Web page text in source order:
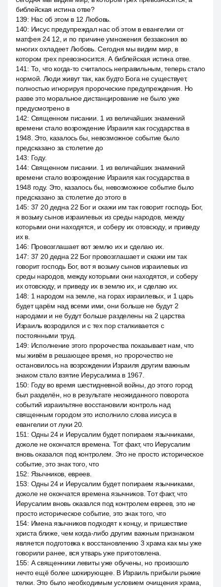
библейская истина отве?
139: Нас об этом в 12 Любовь.
140: Иисус предупреждал нас об этом в евангелии от
матфея 24 12, и по причине умножения беззакония во
многих охладеет Любовь. Сегодня мы видим мир, в
котором грех превозносится. А библейская истина отве.
141 : То, что когда-то считалось неправильным, теперь стало
нормой. Люди живут так, как будто Бога не существует,
полностью игнорируя пророческие предупреждения. Но
разве это моральное дистанцирование не было уже
предусмотрено в
142: Священном писании. 1 из величайших знамений
времени стало возрождение Израиля как государства в
1948. Это, казалось бы, невозможное событие было
предсказано за столетие до
143: Году.
144: Священном писании. 1 из величайших знамений
времени стало возрождение Израиля как государства в
1948 году. Это, казалось бы, невозможное событие было
предсказано за столетие до этого в
145: 37 20 дедна 22 Бог и скажи им так говорит господь Бог,
я возьму сынов израилевых из среды народов, между
которыми они находятся, и соберу их отовсюду, и приведу
их в.
146: Провозглашает вот землю их и сделаю их.
147: 37 20 дедна 22 Бог провозглашает и скажи им так
говорит господь Бог, вот я возьму сынов израилевых из
среды народов, между которыми они находятся, и соберу
их отовсюду, и приведу их в землю их, и сделаю их.
148: 1 народом на земле, на горах израилевых, и 1 царь
будет царём над всеми ими, они больше не будут 2
народами и не будут больше разделены на 2 царства
Израиль возродился и с тех пор сталкивается с
постоянными труд.
149: Исполнение этого пророчества показывает нам, что
мы живём в решающее время, но пророчество не
остановилось на возрождении Израиля другим важным
знаком стало взятие Иерусалима в 1967.
150: Году во время шестидневной войны, до этого город
был разделён, но в результате неожиданного поворота
событий израильтяне восстановили контроль над
священным городом это исполнило слова иисуса в
евангелии от луки 20.
151 : Одны 24 и Иерусалим будет попираем язычниками,
доколе не окончатся времена. Тот факт, что Иерусалим
вновь оказался под контролем. Это не просто историческое
событие, это знак того, что
152: Язычников, евреев.
153: Одны 24 и Иерусалим будет попираем язычниками,
доколе не окончатся времена язычников. Тот факт, что
Иерусалим вновь оказался под контролем евреев, это не
просто историческое событие, это знак того, что
154: Имена язычников подходят к концу, и пришествие
христа ближе, чем когда-либо другим важным признаком
является подготовка к восстановлению 3 храма как мы уже
говорили ранее, вся утварь уже приготовлена.
155: А священники левиты уже обучены, но произошло
нечто ещё более шокирующее. В Израиль прибыли рыжие
телки. Это было необходимым условием очищения храма,